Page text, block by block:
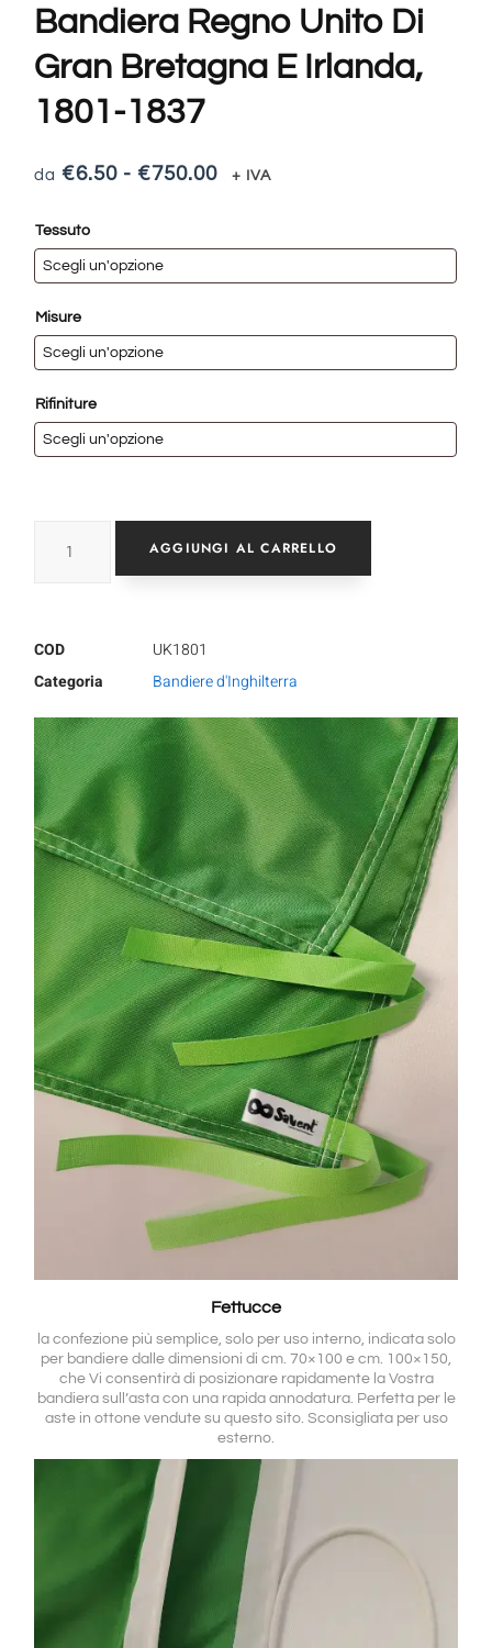
Bandiera Regno Unito Di
Gran Bretagna E Irlanda,
1801-1837
€6.50 - €750.00 + IVA
Tessuto
Misure
Rifiniture
AGGIUNGI AL CARRELLO
COD
UK1801
Categoria
Bandiere d'Inghilterra
Fettucce
la confezione più semplice, solo per uso interno, indicata solo
per bandiere dalle dimensioni di cm. 70×100 e cm. 100×150,
che Vi consentirà di posizionare rapidamente la Vostra
bandiera sull’asta con una rapida annodatura. Perfetta per le
aste in ottone vendute su questo sito. Sconsigliata per uso
esterno.